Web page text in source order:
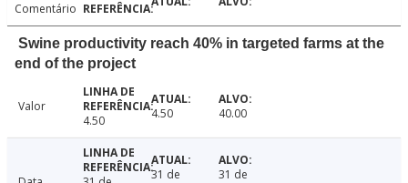
Comentário
Swine productivity reach 40% in targeted farms at the
end of the project
Valor
4.50
4.50 40.00
31 de
31 de